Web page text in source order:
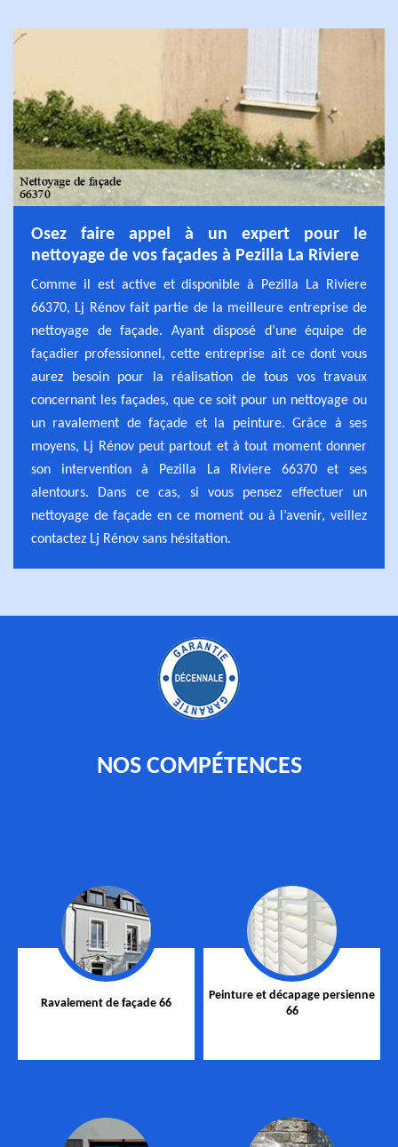
Osez faire appel à un expert pour le
nettoyage de vos façades à Pezilla La Riviere
Comme il est active et disponible à Pezilla La Riviere
66370, Lj Rénov fait partie de la meilleure entreprise de
nettoyage de façade. Ayant disposé d’une équipe de
façadier professionnel, cette entreprise ait ce dont vous
aurez besoin pour la réalisation de tous vos travaux
concernant les façades, que ce soit pour un nettoyage ou
un ravalement de façade et la peinture. Grâce à ses
moyens, Lj Rénov peut partout et à tout moment donner
son intervention à Pezilla La Riviere 66370 et ses
alentours. Dans ce cas, si vous pensez effectuer un
nettoyage de façade en ce moment ou à l’avenir, veillez
contactez Lj Rénov sans hésitation.
NOS COMPÉTENCES
Ravalement de façade 66
Peinture et décapage persienne
66